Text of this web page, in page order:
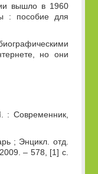
вышло в 1960
: пособие для
но они
: Современник,
; Энцикл. отд.
– 578, [1] с.